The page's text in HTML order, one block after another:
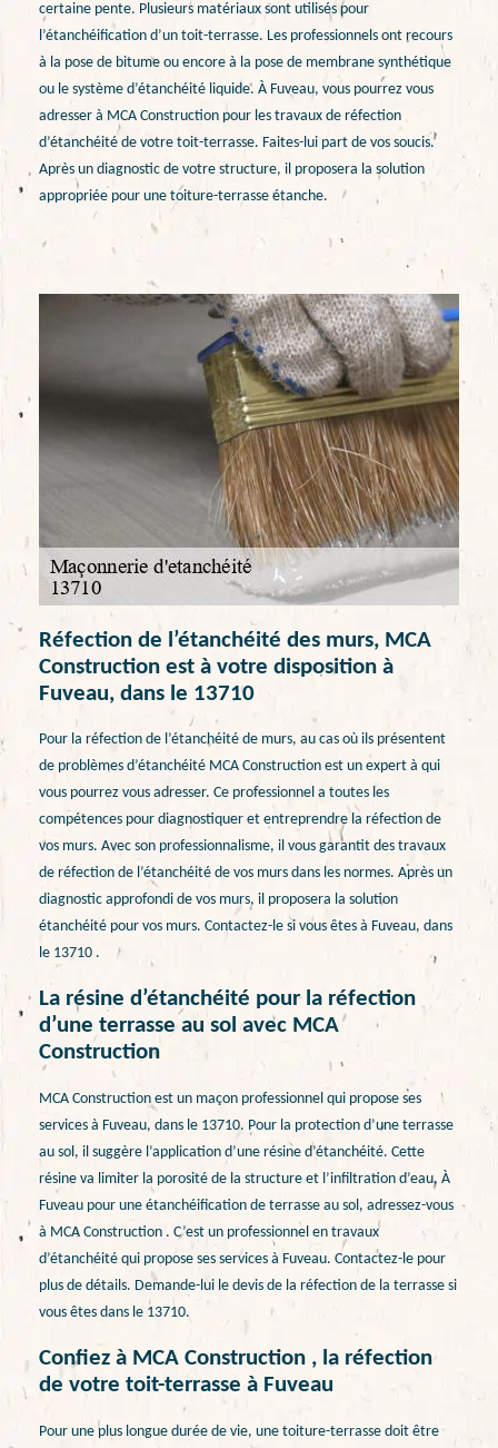
certaine pente. Plusieurs matériaux sont utilisés pour
l’étanchéification d’un toit-terrasse. Les professionnels ont recours
à la pose de bitume ou encore à la pose de membrane synthétique
ou le système d’étanchéité liquide. À Fuveau, vous pourrez vous
adresser à MCA Construction pour les travaux de réfection
d’étanchéité de votre toit-terrasse. Faites-lui part de vos soucis.
Après un diagnostic de votre structure, il proposera la solution
appropriée pour une toiture-terrasse étanche.
Réfection de l’étanchéité des murs, MCA
Construction est à votre disposition à
Fuveau, dans le 13710
Pour la réfection de l’étanchéité de murs, au cas où ils présentent
de problèmes d’étanchéité MCA Construction est un expert à qui
vous pourrez vous adresser. Ce professionnel a toutes les
compétences pour diagnostiquer et entreprendre la réfection de
vos murs. Avec son professionnalisme, il vous garantit des travaux
de réfection de l’étanchéité de vos murs dans les normes. Après un
diagnostic approfondi de vos murs, il proposera la solution
étanchéité pour vos murs. Contactez-le si vous êtes à Fuveau, dans
le 13710 .
La résine d’étanchéité pour la réfection
d’une terrasse au sol avec MCA
Construction
MCA Construction est un maçon professionnel qui propose ses
services à Fuveau, dans le 13710. Pour la protection d’une terrasse
au sol, il suggère l’application d’une résine d’étanchéité. Cette
résine va limiter la porosité de la structure et l’infiltration d’eau. À
Fuveau pour une étanchéification de terrasse au sol, adressez-vous
à MCA Construction . C’est un professionnel en travaux
d’étanchéité qui propose ses services à Fuveau. Contactez-le pour
plus de détails. Demande-lui le devis de la réfection de la terrasse si
vous êtes dans le 13710.
Confiez à MCA Construction , la réfection
de votre toit-terrasse à Fuveau
Pour une plus longue durée de vie, une toiture-terrasse doit être